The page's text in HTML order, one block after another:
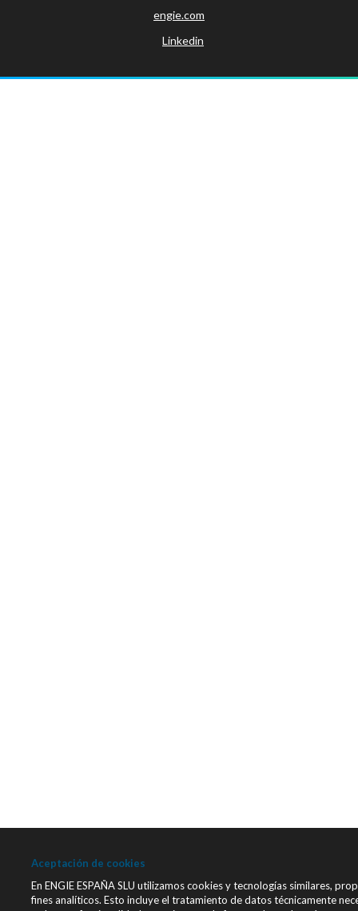
engie.com
Linkedin
Aceptación de cookies
En ENGIE ESPAÑA SLU utilizamos cookies y tecnologías similares,
fines analíticos. Esto incluye el tratamiento de datos técnicamente